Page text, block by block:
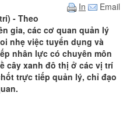
In
Email
- Theo
gia, các cơ quan quản lý
nhẹ việc tuyển dụng và
nhân lực có chuyên môn
cây xanh đô thị ở các vị trí
trực tiếp quản lý, chỉ đạo